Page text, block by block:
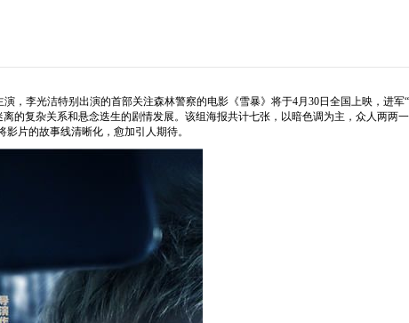
，李光洁特别出演的首部关注森林警察的电影《雪暴》将于4月 30日全国上映，进军“
的复杂关系和悬念迭生的剧情发展。该组海报共计七张，以暗色调为主，众人两两
片的故事线清晰化，愈加引人期待。